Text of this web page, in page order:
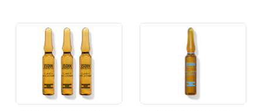
Añadir Añadir